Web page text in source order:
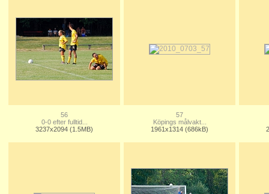
56
0-0 efter fulltid...
3237x2094 (1.5MB)
57
Köpings målvakt...
1961x1314 (686kB)